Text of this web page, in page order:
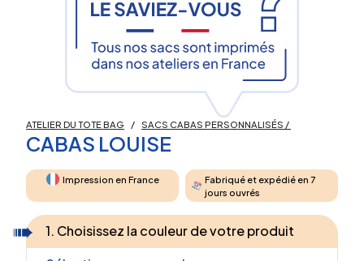
ATELIER DU TOTE BAG / SACS CABAS PERSONNALISÉS /
CABAS LOUISE
Impression en France
Fabriqué et expédié en 7
jours ouvrés
1. Choisissez la couleur de votre produit